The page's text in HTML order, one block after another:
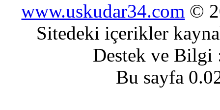
www.uskudar34.com ©
Sitedeki içerikler
Destek ve
Bu sayfa